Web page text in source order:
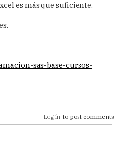
es más que suficiente.
sas-base-cursos-
Log in to post comments